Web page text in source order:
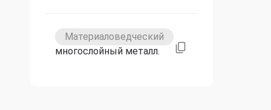
Материаловедческий
многослойный металл.